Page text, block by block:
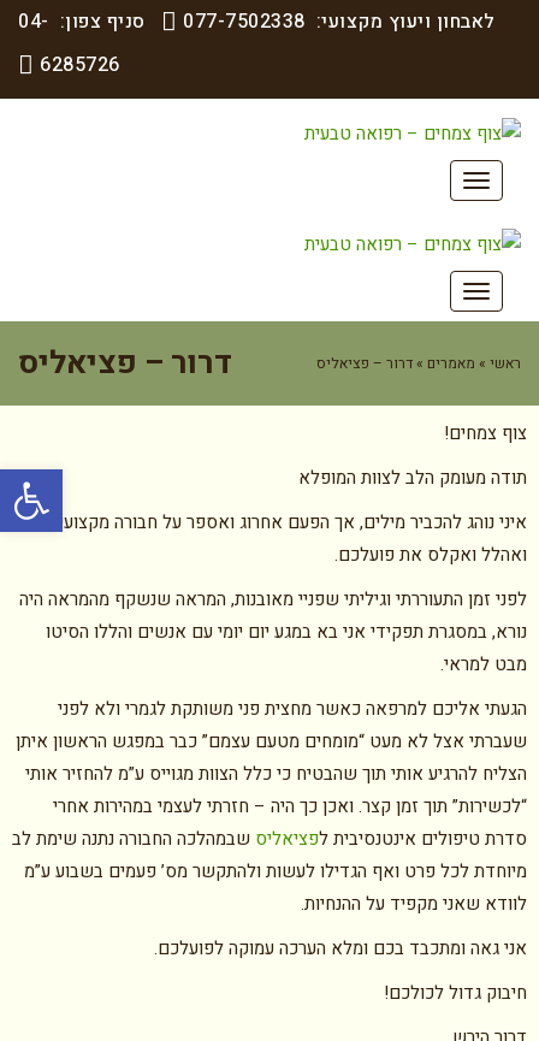
לאבחון ויעוץ מקצועי: 077-7502338 סניף צפון: 04-
6285726
תפריט
תפריט
דרור – פציאליס ראשי » מאמרים »דרור – פציאליס
צוף צמחים!
תודה מעומק הלב לצוות המופלא
איני נוהג להכביר מילים, אך הפעם אחרוג ואספר על חבורה מקצועית
ואהלל ואקלס את פועלכם.
לפני זמן התעוררתי וגיליתי שפניי מאובנות, המראה שנשקף מהמראה היה
נורא, במסגרת תפקידי אני בא במגע יום יומי עם אנשים והללו הסיטו
מבט למראי.
הגעתי אליכם למרפאה כאשר מחצית פני משותקת לגמרי ולא לפני
שעברתי אצל לא מעט “מומחים מטעם עצמם” כבר במפגש הראשון איתן
הצליח להרגיע אותי תוך שהבטיח כי כלל הצוות מגוייס ע”מ להחזיר אותי
“לכשירות” תוך זמן קצר. ואכן כך היה – חזרתי לעצמי במהירות אחרי
סדרת טיפולים אינטנסיבית לפציאליס שבמהלכה החבורה נתנה שימת לב
מיוחדת לכל פרט ואף הגדילו לעשות ולהתקשר מס’ פעמים בשבוע ע”מ
לוודא שאני מקפיד על ההנחיות.
אני גאה ומתכבד בכם ומלא הערכה עמוקה לפועלכם.
חיבוק גדול לכולכם!
פתח